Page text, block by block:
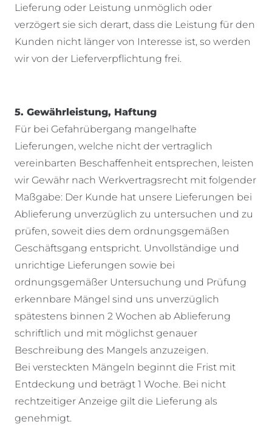
Lieferung oder Leistung unmöglich oder
verzögert sie sich derart, dass die Leistung für den
Kunden nicht länger von Interesse ist, so werden
wir von der Lieferverpflichtung frei.
5. Gewährleistung, Haftung
Für bei Gefahrübergang mangelhafte
Lieferungen, welche nicht der vertraglich
vereinbarten Beschaffenheit entsprechen, leisten
wir Gewähr nach Werkvertragsrecht mit folgender
Maßgabe: Der Kunde hat unsere Lieferungen bei
Ablieferung unverzüglich zu untersuchen und zu
prüfen, soweit dies dem ordnungsgemäßen
Geschäftsgang entspricht. Unvollständige und
unrichtige Lieferungen sowie bei
ordnungsgemäßer Untersuchung und Prüfung
erkennbare Mängel sind uns unverzüglich
spätestens binnen 2 Wochen ab Ablieferung
schriftlich und mit möglichst genauer
Beschreibung des Mangels anzuzeigen.
Bei versteckten Mängeln beginnt die Frist mit
Entdeckung und beträgt 1 Woche. Bei nicht
rechtzeitiger Anzeige gilt die Lieferung als
genehmigt.